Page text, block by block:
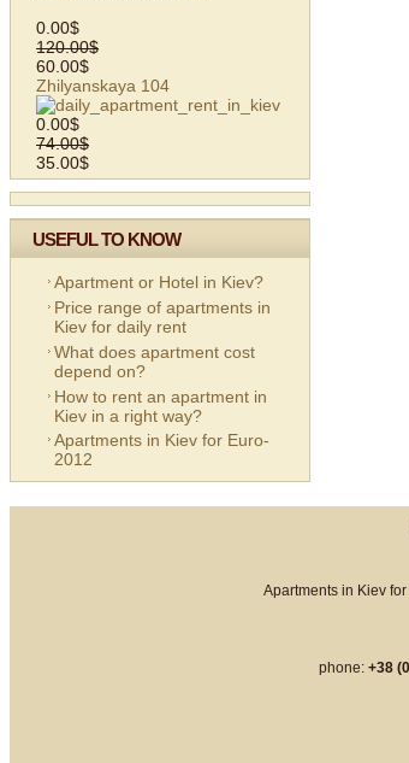
0.00$
120.00$
60.00$
Zhilyanskaya 104
0.00$
74.00$
35.00$
USEFUL TO KNOW
Apartment or Hotel in Kiev?
Price range of apartments in
Kiev for daily rent
What does apartment cost
depend on?
How to rent an apartment in
Kiev in a right way?
Apartments in Kiev for Euro-
2012
Apartments in Kiev
phone: +38